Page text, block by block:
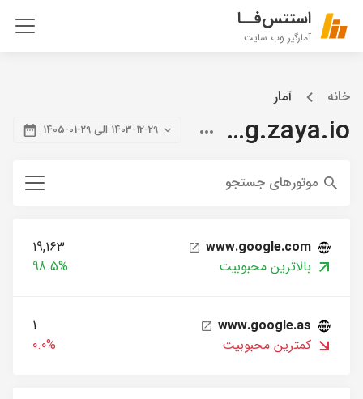
استتس‌فــا
آمارگیر وب سایت
خانه آمار
blog.zaya.io 1403-12-29 الی 29-01-1405
موتورهای جستجو
www.google.com
19,163
بالاترین محبوبیت
98.5%
www.google.as
1
کمترین محبوبیت
0.0%